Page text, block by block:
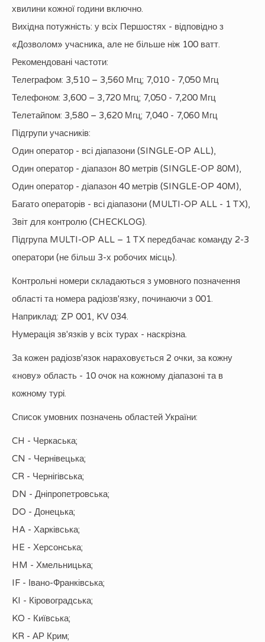
хвилини кожної години включно.
Вихідна потужність: у всіх Першостях - відповідно з
«Дозволом» учасника, але не більше ніж 100 ватт.
Рекомендовані частоти:
Телеграфом: 3,510 – 3,560 Мгц; 7,010 - 7,050 Мгц
Телефоном: 3,600 – 3,720 Мгц; 7,050 - 7,200 Мгц
Телетайпом: 3,580 – 3,620 Мгц; 7,040 - 7,060 Мгц
Підгрупи учасників:
Один оператор - всі діапазони (SINGLE-OP ALL),
Один оператор - діапазон 80 метрів (SINGLE-OP 80M),
Один оператор - діапазон 40 метрів (SINGLE-OP 40M),
Багато операторів - всі діапазони (MULTI-OP ALL - 1 TX),
Звіт для контролю (CHECKLOG).
Підгрупа MULTI-OP ALL – 1 TX передбачає команду 2-3
оператори (не більш 3-х робочих місць).
Контрольні номери складаються з умовного позначення
області та номера радіозв'язку, починаючи з 001.
Наприклад: ZP 001, KV 034.
Нумерація зв'язків у всіх турах - наскрізна.
За кожен радіозв'язок нараховується 2 очки, за кожну
«нову» область - 10 очок на кожному діапазоні та в
кожному турі.
Список умовних позначень областей України:
CH - Черкаська;
CN - Чернівецька;
CR - Чернігівська;
DN - Дніпропетровська;
DO - Донецька;
HA - Харківська;
HE - Херсонська;
HM - Хмельницька;
IF - Івано-Франківська;
KI - Кіровоградська;
KO - Київська;
KR - АР Крим;